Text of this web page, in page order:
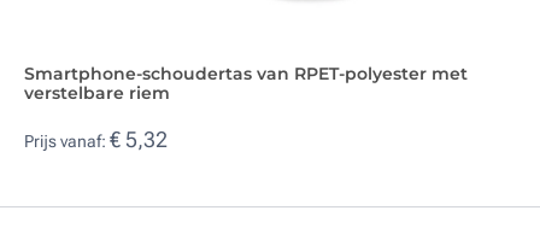
Smartphone-schoudertas van RPET-polyester met
verstelbare riem
Prijs vanaf: € 5,32